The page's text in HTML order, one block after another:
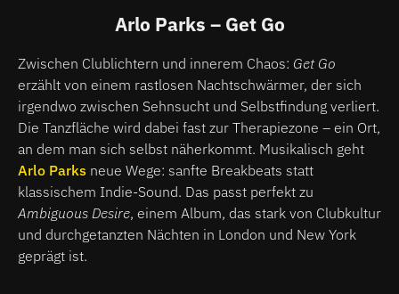
Arlo Parks – Get Go
Zwischen Clublichtern und innerem Chaos: Get Go
erzählt von einem rastlosen Nachtschwärmer, der sich
irgendwo zwischen Sehnsucht und Selbstfindung verliert.
Die Tanzfläche wird dabei fast zur Therapiezone – ein Ort,
an dem man sich selbst näherkommt. Musikalisch geht
Arlo Parks neue Wege: sanfte Breakbeats statt
klassischem Indie-Sound. Das passt perfekt zu
Ambiguous Desire, einem Album, das stark von Clubkultur
und durchgetanzten Nächten in London und New York
geprägt ist.